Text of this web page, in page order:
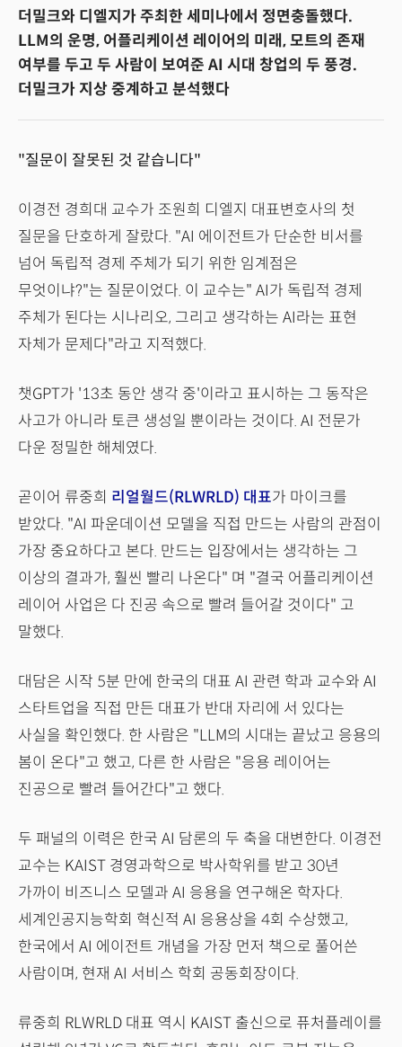
더밀크와 디엘지가 주최한 세미나에서 정면충돌했다.
LLM의 운명, 어플리케이션 레이어의 미래, 모트의 존재
여부를 두고 두 사람이 보여준 AI 시대 창업의 두 풍경.
더밀크가 지상 중계하고 분석했다
"질문이 잘못된 것 같습니다"
이경전 경희대 교수가 조원희 디엘지 대표변호사의 첫
질문을 단호하게 잘랐다. "AI 에이전트가 단순한 비서를
넘어 독립적 경제 주체가 되기 위한 임계점은
무엇이냐?"는 질문이었다. 이 교수는" AI가 독립적 경제
주체가 된다는 시나리오, 그리고 생각하는 AI라는 표현
자체가 문제다"라고 지적했다.
챗GPT가 '13초 동안 생각 중'이라고 표시하는 그 동작은
사고가 아니라 토큰 생성일 뿐이라는 것이다. AI 전문가
다운 정밀한 해체였다.
곧이어 류중희 리얼월드(RLWRLD) 대표가 마이크를
받았다. "AI 파운데이션 모델을 직접 만드는 사람의 관점이
가장 중요하다고 본다. 만드는 입장에서는 생각하는 그
이상의 결과가, 훨씬 빨리 나온다" 며 "결국 어플리케이션
레이어 사업은 다 진공 속으로 빨려 들어갈 것이다" 고
말했다.
대담은 시작 5분 만에 한국의 대표 AI 관련 학과 교수와 AI
스타트업을 직접 만든 대표가 반대 자리에 서 있다는
사실을 확인했다. 한 사람은 "LLM의 시대는 끝났고 응용의
봄이 온다"고 했고, 다른 한 사람은 "응용 레이어는
진공으로 빨려 들어간다"고 했다.
두 패널의 이력은 한국 AI 담론의 두 축을 대변한다. 이경전
교수는 KAIST 경영과학으로 박사학위를 받고 30년
가까이 비즈니스 모델과 AI 응용을 연구해온 학자다.
세계인공지능학회 혁신적 AI 응용상을 4회 수상했고,
한국에서 AI 에이전트 개념을 가장 먼저 책으로 풀어쓴
사람이며, 현재 AI 서비스 학회 공동회장이다.
류중희 RLWRLD 대표 역시 KAIST 출신으로 퓨처플레이를